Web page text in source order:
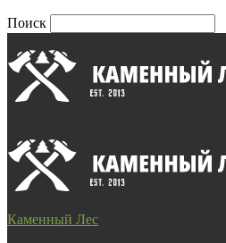
Поиск
Каменный Лес